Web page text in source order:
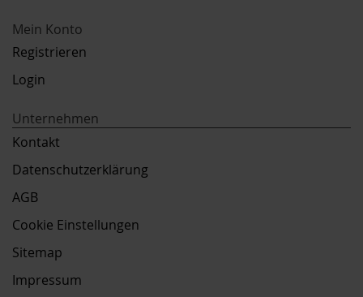
Mein Konto
Registrieren
Login
Unternehmen
Kontakt
Datenschutzerklärung
AGB
Cookie Einstellungen
Sitemap
Impressum